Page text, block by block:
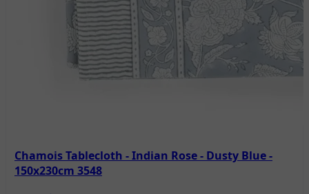
Chamois Tablecloth - Indian Rose - Dusty Blue -
150x230cm 3548